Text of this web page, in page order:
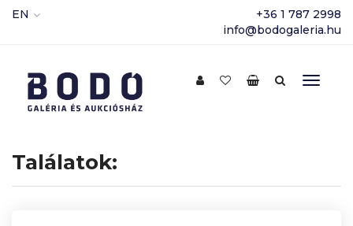
EN
+36 1 787 2998
info@bodogaleria.hu
Találatok: